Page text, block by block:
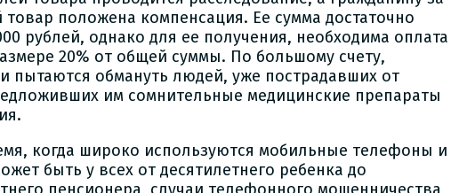
товар положена компенсация. Ее сумма достаточно
рублей, однако для ее получения, необходима оплата
20% от общей суммы. По большому счету,
пытаются обмануть людей, уже пострадавших от
им сомнительные медицинские препараты
когда широко используются мобильные телефоны и
быть у всех от десятилетнего ребенка до